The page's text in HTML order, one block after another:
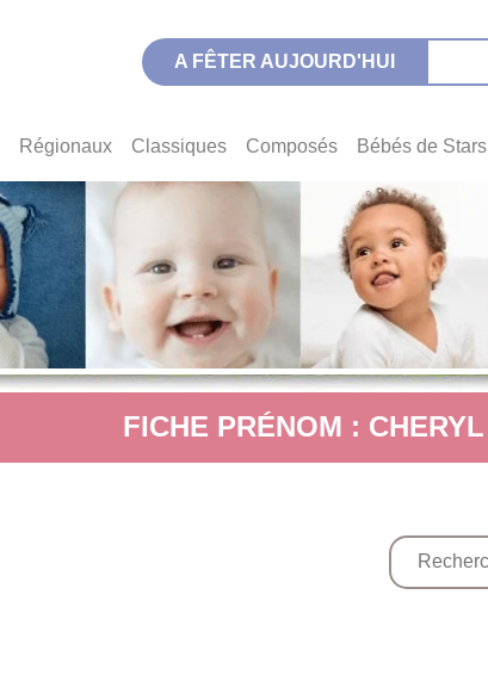
A FÊTER AUJOURD'HUI
Régionaux Classiques Composés Bébés de Stars
FICHE PRÉNOM : CHERYL